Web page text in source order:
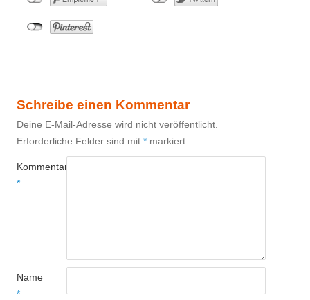
Schreibe einen Kommentar
Deine E-Mail-Adresse wird nicht veröffentlicht.
Erforderliche Felder sind mit * markiert
Kommentar
*
Name
*